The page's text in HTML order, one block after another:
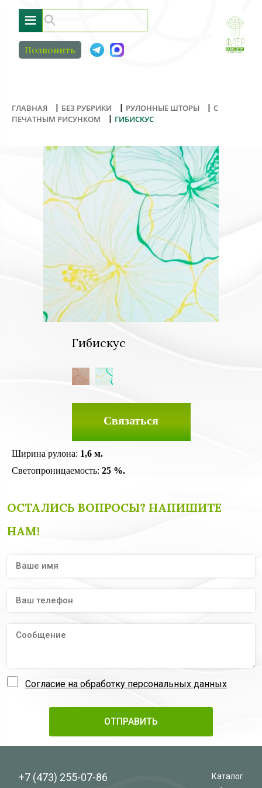
≡
Позвонить
ГЛАВНАЯ | БЕЗ РУБРИКИ | РУЛОННЫЕ ШТОРЫ | С
ПЕЧАТНЫМ РИСУНКОМ
| ГИБИСКУС
Гибискус
Связаться
Ширина рулона: 1,6 м.
Светопроницаемость: 25 %.
ОСТАЛИСЬ ВОПРОСЫ? НАПИШИТЕ
НАМ!
Согласие на обработку персональных данных
+7 (473) 255-07-86
Каталог